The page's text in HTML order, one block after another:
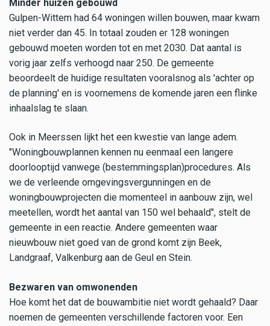
Minder huizen gebouwd
Gulpen-Wittem had 64 woningen willen bouwen, maar kwam
niet verder dan 45. In totaal zouden er 128 woningen
gebouwd moeten worden tot en met 2030. Dat aantal is
vorig jaar zelfs verhoogd naar 250. De gemeente
beoordeelt de huidige resultaten vooralsnog als 'achter op
de planning' en is voornemens de komende jaren een flinke
inhaalslag te slaan.
Ook in Meerssen lijkt het een kwestie van lange adem.
"Woningbouwplannen kennen nu eenmaal een langere
doorlooptijd vanwege (bestemmingsplan)procedures. Als
we de verleende omgevingsvergunningen en de
woningbouwprojecten die momenteel in aanbouw zijn, wel
meetellen, wordt het aantal van 150 wel behaald", stelt de
gemeente in een reactie. Andere gemeenten waar
nieuwbouw niet goed van de grond komt zijn Beek,
Landgraaf, Valkenburg aan de Geul en Stein.
Bezwaren van omwonenden
Hoe komt het dat de bouwambitie niet wordt gehaald? Daar
noemen de gemeenten verschillende factoren voor. Een